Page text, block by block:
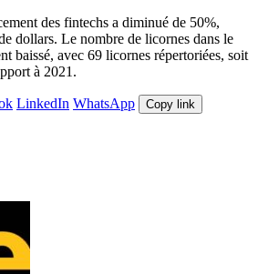
des fintechs a diminué de 50%,
dollars. Le nombre de licornes dans le
baissé, avec 69 licornes répertoriées, soit
à 2021.
LinkedIn WhatsApp Copy link